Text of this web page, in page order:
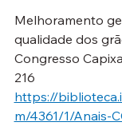
Melhoramento
qualidade dos
Congresso
216
https://
m/4361/1/Anais-